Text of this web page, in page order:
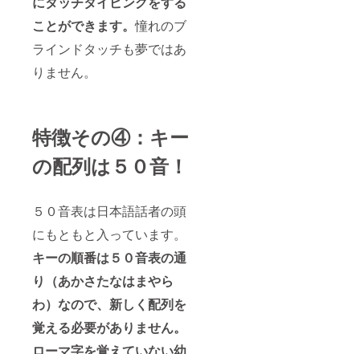
ことができます。憧れのブ
ラインドタッチも夢ではあ
りません。
特徴その④：キー
の配列は５０音！
５０音表は日本語話者の頭
にもともと入っています。
キーの順番は５０音表の通
り（あかさたなはまやら
わ）なので、新しく配列を
覚える必要がありません。
ローマ字を覚えていない幼